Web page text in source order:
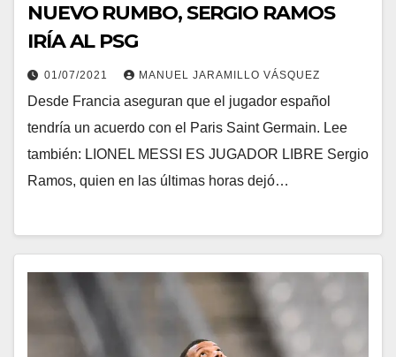
NUEVO RUMBO, SERGIO RAMOS
IRÍA AL PSG
01/07/2021 MANUEL JARAMILLO VÁSQUEZ
Desde Francia aseguran que el jugador español
tendría un acuerdo con el Paris Saint Germain. Lee
también: LIONEL MESSI ES JUGADOR LIBRE Sergio
Ramos, quien en las últimas horas dejó…